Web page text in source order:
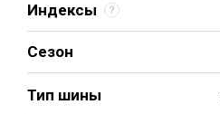
Индексы
Сезон
Тип шины